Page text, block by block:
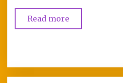
Read more